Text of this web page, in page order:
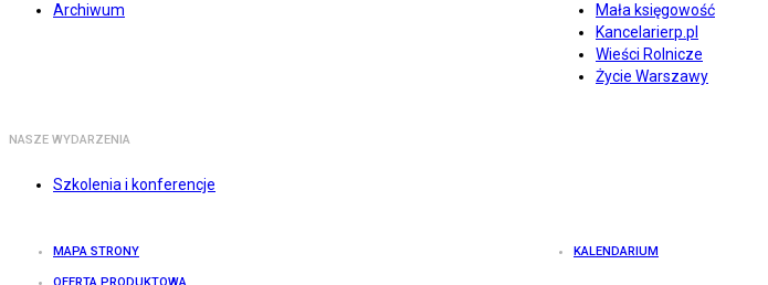
Archiwum
Mała księgowość
Kancelarierp.pl
Wieści Rolnicze
Życie Warszawy
NASZE WYDARZENIA
Szkolenia i konferencje
MAPA STRONY KALENDARIUM